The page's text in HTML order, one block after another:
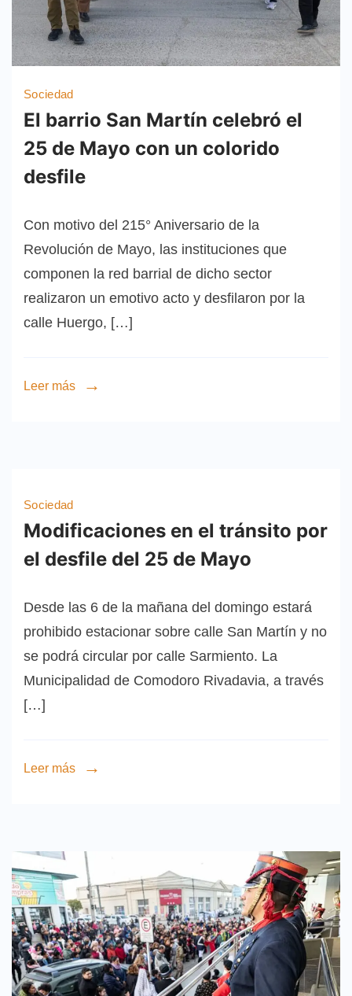
Sociedad
El barrio San Martín celebró el
25 de Mayo con un colorido
desfile
Con motivo del 215° Aniversario de la
Revolución de Mayo, las instituciones que
componen la red barrial de dicho sector
realizaron un emotivo acto y desfilaron por la
calle Huergo, […]
Leer más
Sociedad
Modificaciones en el tránsito por
el desfile del 25 de Mayo
Desde las 6 de la mañana del domingo estará
prohibido estacionar sobre calle San Martín y no
se podrá circular por calle Sarmiento. La
Municipalidad de Comodoro Rivadavia, a través
[…]
Leer más